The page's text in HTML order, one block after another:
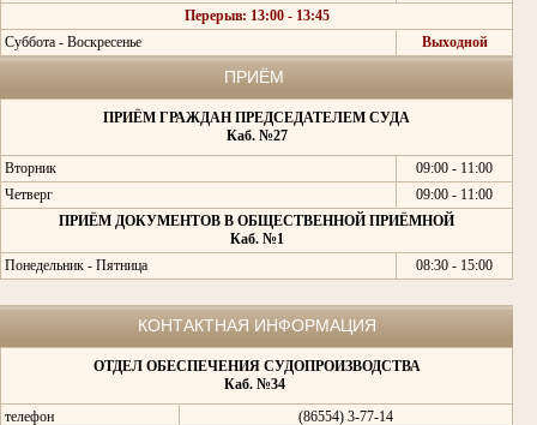
Перерыв: 13:00 - 13:45
Суббота - Воскресенье
Выходной
ПРИЁМ
ПРИЁМ ГРАЖДАН ПРЕДСЕДАТЕЛЕМ СУДА
Каб. №27
Вторник
09:00 - 11:00
Четверг
09:00 - 11:00
ПРИЁМ ДОКУМЕНТОВ В ОБЩЕСТВЕННОЙ ПРИЁМНОЙ
Каб. №1
Понедельник - Пятница
08:30 - 15:00
КОНТАКТНАЯ ИНФОРМАЦИЯ
ОТДЕЛ ОБЕСПЕЧЕНИЯ СУДОПРОИЗВОДСТВА
Каб. №34
телефон
(86554) 3-77-14